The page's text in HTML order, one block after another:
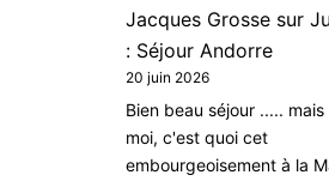
Jacques Grossesur
: Séjour Andorre
20 juin 2026
Bien beau séjour .....
moi, c'est quoi cet
embourgeoisement à la